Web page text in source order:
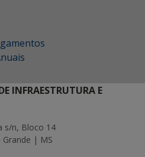
INFRAESTRUTURA E
s/n, Bloco 14
Grande | MS